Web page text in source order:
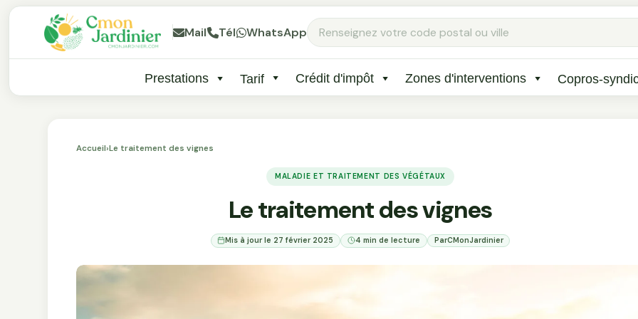
Mail Tél WhatsApp
Rechercher
:
Prestations Tarif Crédit d'impôt Zones d'interventions Copros-
Accueil›Le traitement des vignes
MALADIE ET TRAITEMENT DES VÉGÉTAUX
Le traitement des vignes
Mis à jour le 27 février 2025 4 min de lecture ParCMonJardinier